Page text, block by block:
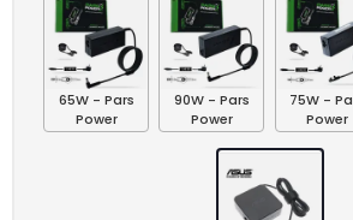
65W - Pars
Power
90W - Pars
Power
75W -
Power